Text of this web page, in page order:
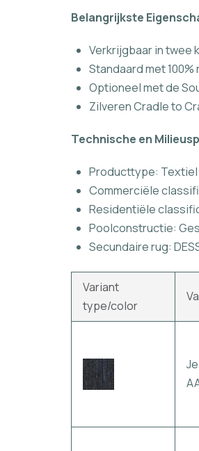
Belangrijkste
Verkrijgbaar in twee
Standaard met
Optioneel met de
Zilveren Cradle to
Technische en
Producttype: Textiel
Commerciële
Residentiële
Poolconstructie:
Secundaire rug:
Variant
type/color